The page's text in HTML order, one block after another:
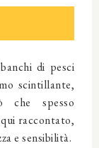
di pesci
scintillante,
che spesso
qui raccontato,
e sensibilità.